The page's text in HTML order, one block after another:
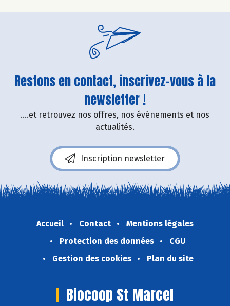
Restons en contact, inscrivez-vous à la
newsletter !
....et retrouvez nos offres, nos événements et nos
actualités.
Inscription newsletter
Accueil Contact
Mentions légales
Protection des données
CGU
Gestion des cookies
Plan du site
Biocoop St Marcel